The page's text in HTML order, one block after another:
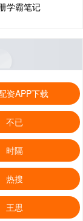
学霸笔记
资APP下载
不已
时隔
热搜
王思